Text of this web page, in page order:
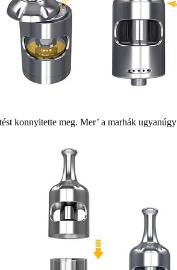
konnyitette meg. Mer’ a marhák ugyanúgy